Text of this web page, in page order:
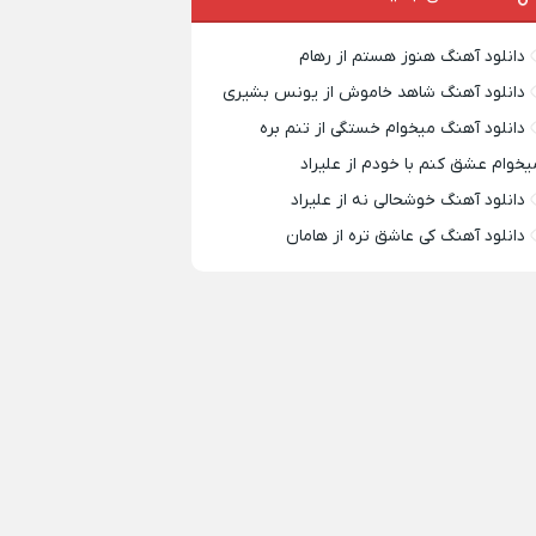
دانلود آهنگ هنوز هستم از رهام
دانلود آهنگ شاهد خاموش از یونس بشیری
دانلود آهنگ میخوام خستگی از تنم بره
عشق کنم با خودم از علیراد
دانلود آهنگ خوشحالی نه از علیراد
دانلود آهنگ کی عاشق تره از هامان